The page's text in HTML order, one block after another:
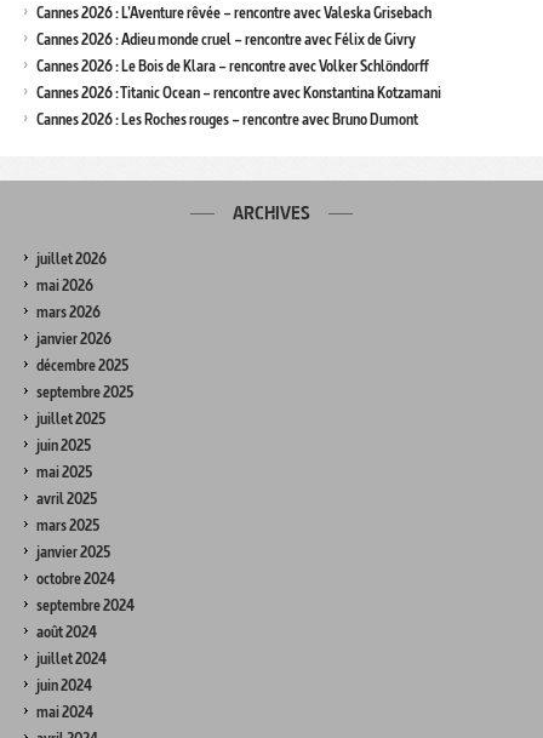
Cannes 2026 : L’Aventure rêvée – rencontre avec Valeska Grisebach
Cannes 2026 : Adieu monde cruel – rencontre avec Félix de Givry
Cannes 2026 : Le Bois de Klara – rencontre avec Volker Schlöndorff
Cannes 2026 : Titanic Ocean – rencontre avec Konstantina Kotzamani
Cannes 2026 : Les Roches rouges – rencontre avec Bruno Dumont
ARCHIVES
juillet 2026
mai 2026
mars 2026
janvier 2026
décembre 2025
septembre 2025
juillet 2025
juin 2025
mai 2025
avril 2025
mars 2025
janvier 2025
octobre 2024
septembre 2024
août 2024
juillet 2024
juin 2024
mai 2024